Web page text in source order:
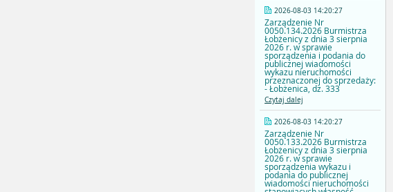
2026-08-03 14:20:27
Zarządzenie Nr
0050.134.2026 Burmistrza
Łobżenicy z dnia 3 sierpnia
2026 r. w sprawie
sporządzenia i podania do
publicznej wiadomości
wykazu nieruchomości
przeznaczonej do sprzedaży:
- Łobżenica, dz. 333
Czytaj dalej
2026-08-03 14:20:27
Zarządzenie Nr
0050.133.2026 Burmistrza
Łobżenicy z dnia 3 sierpnia
2026 r. w sprawie
sporządzenia wykazu i
podania do publicznej
wiadomości nieruchomości